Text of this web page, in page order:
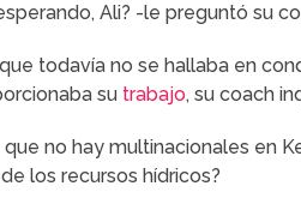
Ali? -le preguntó su
todavía no se hallaba en
su trabajo, su coach
no hay multinacionales en
los recursos hídricos?